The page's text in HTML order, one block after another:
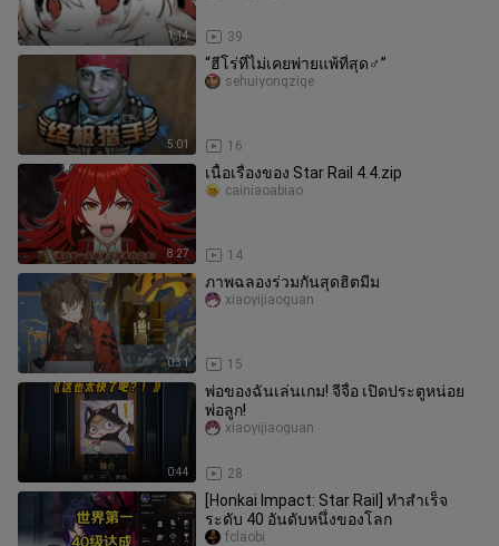
1:14 39
5:01
“ฮีโร่ที่ไม่เคยพ่ายแพ้ที่สุด♂”
16
sehuiyongzige
8:27
เนื้อเรื่องของ Star Rail 4.4.zip
14
cainiaoabiao
0:31
ภาพฉลองร่วมกันสุดฮิตมีม
15
xiaoyijiaoguan
0:44
พ่อของฉันเล่นเกม! จีจื่อ เปิดประตูหน่อย
พ่อลูก!
28
xiaoyijiaoguan
[Honkai Impact: Star Rail] ทำสำเร็จ
ระดับ 40 อันดับหนึ่งของโลก
fclaobi